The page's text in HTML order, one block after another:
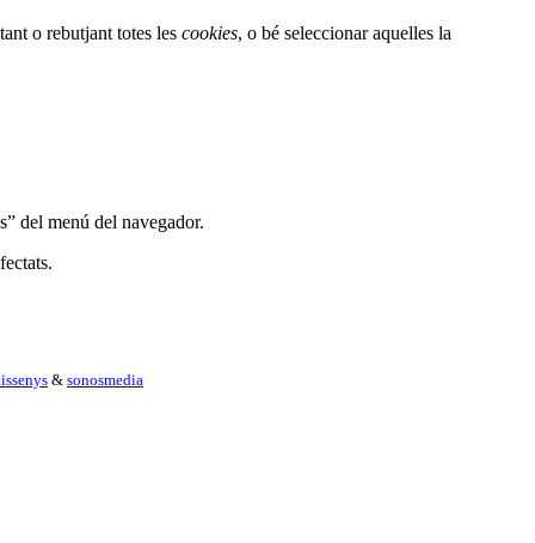
o rebutjant totes les cookies, o bé seleccionar aquelles la
del menú del navegador.
& sonosmedia